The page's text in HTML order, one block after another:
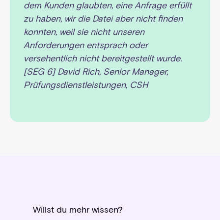
dem Kunden glaubten, eine Anfrage erfüllt
zu haben, wir die Datei aber nicht finden
konnten, weil sie nicht unseren
Anforderungen entsprach oder
versehentlich nicht bereitgestellt wurde.
[SEG 6] David Rich, Senior Manager,
Prüfungsdienstleistungen, CSH
Willst du mehr wissen?